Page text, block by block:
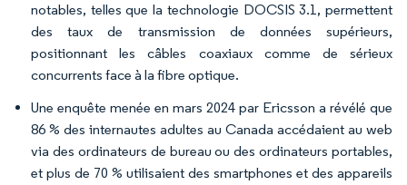
notables, telles que la technologie DOCSIS 3.1, permettent
des taux de transmission de données supérieurs,
positionnant les câbles coaxiaux comme de sérieux
concurrents face à la fibre optique.
Une enquête menée en mars 2024 par Ericsson a révélé que
86 % des internautes adultes au Canada accédaient au web
via des ordinateurs de bureau ou des ordinateurs portables,
et plus de 70 % utilisaient des smartphones et des appareils